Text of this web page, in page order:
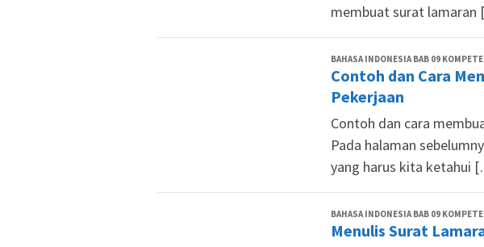
membuat surat
BAHASA INDONESIA BAB 09
Contoh dan Cara
Pekerjaan
Contoh dan cara
Pada halaman
yang harus kita ketahui
BAHASA INDONESIA BAB 09
Menulis Surat